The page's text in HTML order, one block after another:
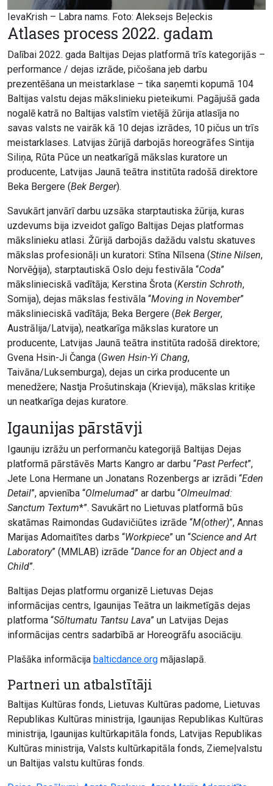
IevaKrish – Labra nams. Foto: Aleksejs Beļeckis
Atlases process 2022. gadam
Dalībai 2022. gada Baltijas Dejas platformā trīs kategorijās –
performance / dejas izrāde, pičošana jeb darbu
prezentēšana un meistarklase – tika saņemti kopumā 104
Baltijas valstu dejas mākslinieku pieteikumi. Pagājušā gada
nogalē katrā no Baltijas valstīm vietējā žūrija atlasīja no
savas valsts ne vairāk kā 10 dejas izrādes, 10 pičus un trīs
meistarklases. Latvijas žūrijā darbojās horeogrāfes Sintija
Siliņa, Rūta Pūce un neatkarīgā mākslas kuratore un
producente, Latvijas Jaunā teātra institūta radošā direktore
Beka Bergere (Bek Berger).
Savukārt janvārī darbu uzsāka starptautiska žūrija, kuras
uzdevums bija izveidot galīgo Baltijas Dejas platformas
mākslinieku atlasi. Žūrijā darbojās dažādu valstu skatuves
mākslas profesionāļi un kuratori: Stīna Nīlsena (Stine Nilsen,
Norvēģija), starptautiskā Oslo deju festivāla “Coda”
mākslinieciskā vadītāja; Kerstina Šrota (Kerstin Schroth,
Somija), dejas mākslas festivāla “Moving in November”
mākslinieciskā vadītāja; Beka Bergere (Bek Berger,
Austrālija/Latvija), neatkarīga mākslas kuratore un
producente, Latvijas Jaunā teātra institūta radošā direktore;
Gvena Hsin-Ji Čanga (Gwen Hsin-Yi Chang,
Taivāna/Luksemburga), dejas un cirka producente un
menedžere; Nastja Prošutinskaja (Krievija), mākslas kritiķe
un neatkarīga dejas kuratore.
Igaunijas pārstāvji
Igauniju izrāžu un performanču kategorijā Baltijas Dejas
platformā pārstāvēs Marts Kangro ar darbu “Past Perfect”,
Jete Lona Hermane un Jonatans Rozenbergs ar izrādi “Eden
Detail”, apvienība “Olmelumad” ar darbu “Olmeulmad:
Sanctum Textum*”. Savukārt no Lietuvas platformā būs
skatāmas Raimondas Gudavičiūtes izrāde “M(other)”, Annas
Marijas Adomaitītes darbs “Workpiece” un “Science and Art
Laboratory” (MMLAB) izrāde “Dance for an Object and a
Child”.
Baltijas Dejas platformu organizē Lietuvas Dejas
informācijas centrs, Igaunijas Teātra un laikmetīgās dejas
platforma “Sõltumatu Tantsu Lava” un Latvijas Dejas
informācijas centrs sadarbībā ar Horeogrāfu asociāciju.
Plašāka informācija balticdance.org mājaslapā.
Partneri un atbalstītāji
Baltijas Kultūras fonds, Lietuvas Kultūras padome, Lietuvas
Republikas Kultūras ministrija, Igaunijas Republikas Kultūras
ministrija, Igaunijas kultūrkapitāla fonds, Latvijas Republikas
Kultūras ministrija, Valsts kultūrkapitāla fonds, Ziemeļvalstu
un Baltijas valstu kultūras fonds.